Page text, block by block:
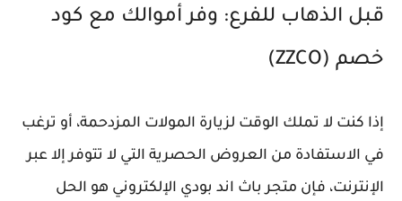
قبل الذهاب للفرع: وفر أموالك مع كود
خصم (ZZCO)
إذا كنت لا تملك الوقت لزيارة المولات المزدحمة، أو ترغب
في الاستفادة من العروض الحصرية التي لا تتوفر إلا عبر
الإنترنت، فإن متجر باث اند بودي الإلكتروني هو الحل